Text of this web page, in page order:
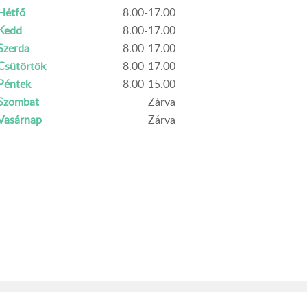
8.00-17.00
8.00-17.00
8.00-17.00
8.00-17.00
8.00-15.00
Zárva
Zárva